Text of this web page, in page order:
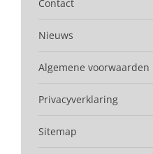
Contact
Nieuws
Algemene voorwaarden
Privacyverklaring
Sitemap